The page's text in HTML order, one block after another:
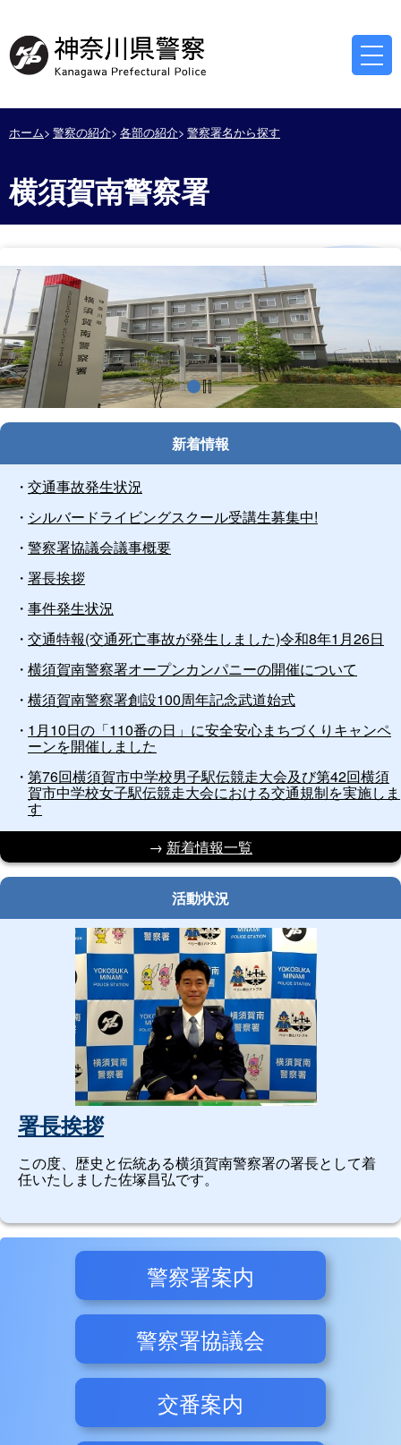
ホーム 警察の紹介 各部の紹介 警察署名から探す
横須賀南警察署
停
止
新着情報
交通事故発生状況
シルバードライビングスクール受講生募集中!
警察署協議会議事概要
署長挨拶
事件発生状況
交通特報(交通死亡事故が発生しました)令和8年1月26日
横須賀南警察署オープンカンパニーの開催について
横須賀南警察署創設100周年記念武道始式
1月10日の「110番の日」に安全安心まちづくりキャンペ
ーンを開催しました
第76回横須賀市中学校男子駅伝競走大会及び第42回横須
賀市中学校女子駅伝競走大会における交通規制を実施しま
す
→ 新着情報一覧
活動状況
署長挨拶
この度、歴史と伝統ある横須賀南警察署の署長として着
任いたしました佐塚昌弘です。
警察署案内
警察署協議会
交番案内